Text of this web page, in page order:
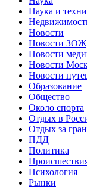
Наука и
Новости
Новости ЗОЖ
Новости
Новости
Новости
Образование
Общество
Около спорта
Отдых в
Отдых за
ПДД
Политика
Психология
Рынки